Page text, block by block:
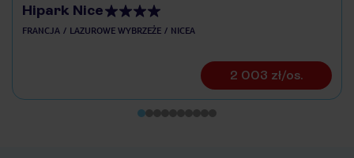
Hipark Nice
FRANCJA LAZUROWE WYBRZEŻE NICEA
2 003 zł/os.